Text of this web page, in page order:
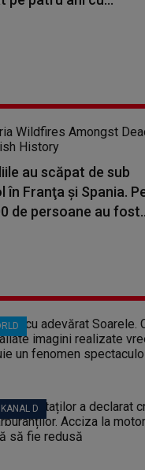
au scăpat de sub
în Franţa şi Spania.
de persoane au
D